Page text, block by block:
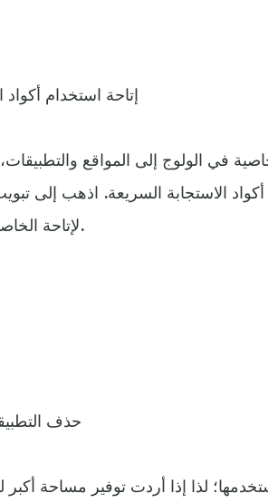
4. إتاحة استخدام
في الولوج إلى المواقع
الاستجابة السريعة. اذهب إلى
Scan QR Codes لإتاحة الخاصية.
5. حذف
لذا إذا أردت توفير مساحة أكبر